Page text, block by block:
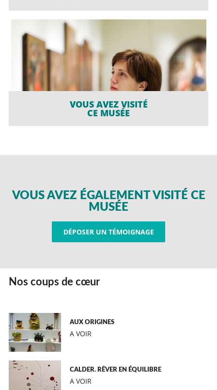
VOUS AVEZ VISITÉ
CE MUSÉE
VOUS AVEZ ÉGALEMENT VISITÉ CE
MUSÉE
DÉPOSER UN TÉMOIGNAGE
Nos coups de cœur
AUX ORIGINES
A VOIR
CALDER. RÊVER EN ÉQUILIBRE
A VOIR